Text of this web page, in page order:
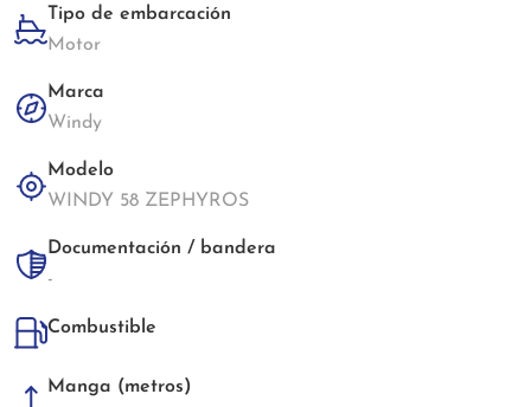
Tipo de embarcación
Motor
Marca
Windy
Modelo
WINDY 58 ZEPHYROS
Documentación / bandera
-
Combustible
Manga (metros)